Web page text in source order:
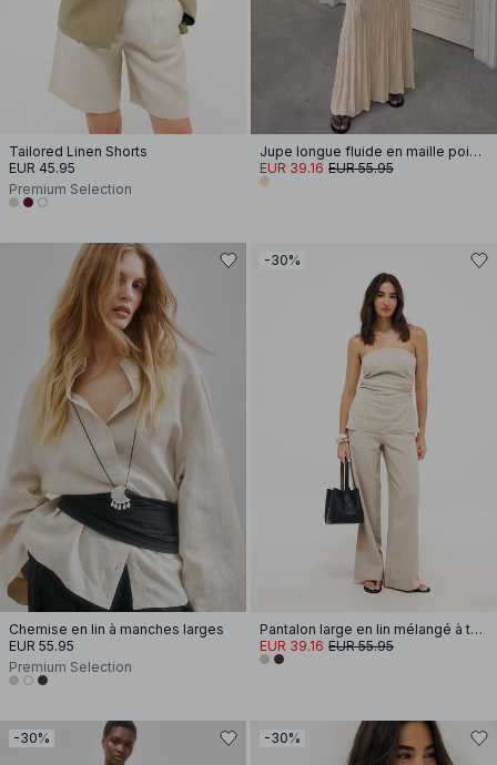
Tailored Linen Shorts
EUR 45.95
Premium Selection
Jupe longue fluide en maille pointelle
EUR 39.16 EUR 55.95
Chemise en lin à manches larges
EUR 55.95
Premium Selection
-30%
Pantalon large en lin mélangé à taille haute
EUR 39.16 EUR 55.95
-30% -30%